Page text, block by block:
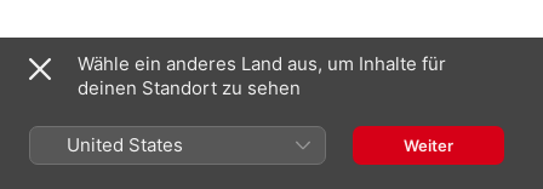
1. Januar 1990
4 Titel, 21 Minuten
Wähle ein anderes Land aus, um Inhalte für
deinen Standort zu sehen
United States Weiter